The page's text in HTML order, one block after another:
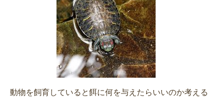
動物を飼育していると餌に何を与えたらいいのか考える